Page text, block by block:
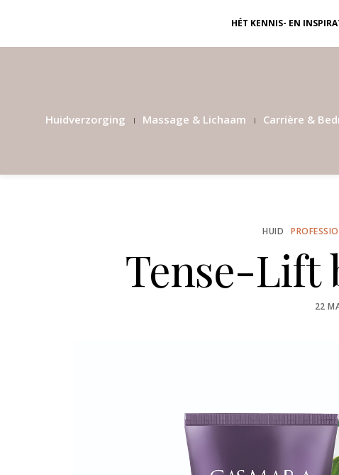
HÉT KENNIS- EN
Huidverzorging Massage & Lichaam Carrière &
HUID
Tense-Lift
22